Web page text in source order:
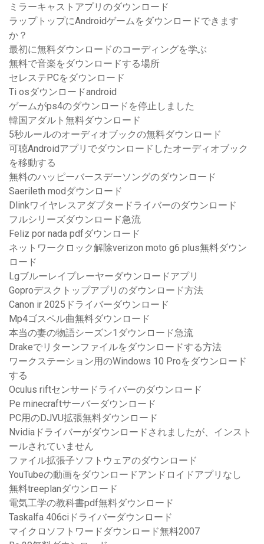
ミラーキャストアプリのダウンロード
ラップトップにAndroidゲームをダウンロードできます
か？
最初に無料ダウンロードのコーディングを学ぶ
無料で音楽をダウンロードする場所
セレステPCをダウンロード
Ti osダウンロードandroid
ゲームがps4のダウンロードを停止しました
韓国アダルト無料ダウンロード
5秒ルールのオーディオブックの無料ダウンロード
可聴Androidアプリでダウンロードしたオーディオブック
を移動する
無料のハッピーバースデーソングのダウンロード
Saerileth modダウンロード
Dlinkワイヤレスアダプタードライバーのダウンロード
フルシリーズダウンロード急流
Feliz por nada pdfダウンロード
ネットワークロック解除verizon moto g6 plus無料ダウン
ロード
Lgブルーレイプレーヤーダウンロードアプリ
Goproデスクトップアプリのダウンロード方法
Canon ir 2025ドライバーダウンロード
Mp4ゴスペル曲無料ダウンロード
本当の妻の物語シーズン1ダウンロード急流
Drakeでリターンファイルをダウンロードする方法
ワークステーション用のWindows 10 Proをダウンロード
する
Oculus riftセンサードライバーのダウンロード
Pe minecraftサーバーダウンロード
PC用のDJVU拡張無料ダウンロード
Nvidiaドライバーがダウンロードされましたが、インスト
ールされていません
ファイル拡張子ソフトウェアのダウンロード
YouTubeの動画をダウンロードアンドロイドアプリなし
無料treeplanダウンロード
電気工学の教科書pdf無料ダウンロード
Taskalfa 406ciドライバーダウンロード
マイクロソフトワードダウンロード無料2007